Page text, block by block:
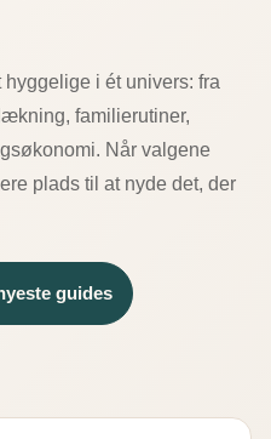
i ét univers: fra
familierutiner,
Når valgene
plads til at nyde det, der
guides